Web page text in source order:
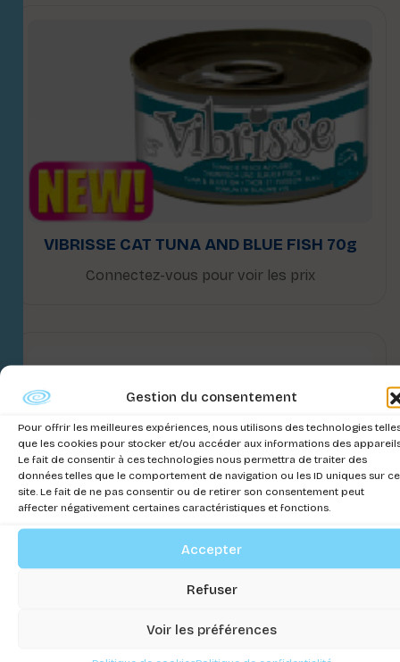
Gestion du consentement
Pour offrir les meilleures expériences, nous utilisons des technologies
que les cookies pour stocker et/ou accéder aux informations des
Le fait de consentir à ces technologies nous permettra de traiter des
données telles que le comportement de navigation ou les ID uniques sur ce
site. Le fait de ne pas consentir ou de retirer son consentement peut
affecter négativement certaines caractéristiques et fonctions.
Accepter
Refuser
Voir les préférences
VIBRISSE CAT TUNA AND BLUE FISH 70g
Connectez-vous pour voir les prix